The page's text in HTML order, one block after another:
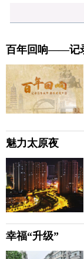
百年回响——记
魅力太原夜
幸福“升级”